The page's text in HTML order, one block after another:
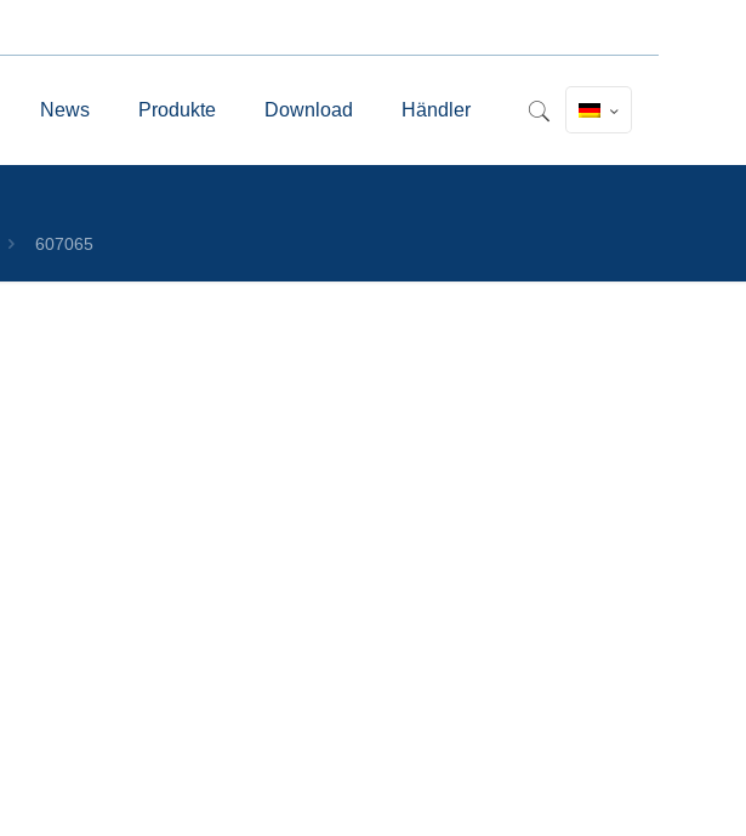
News Produkte Download Händler
607065